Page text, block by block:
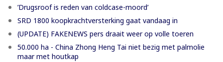
’Drugsroof is reden van coldcase-moord’
SRD 1800 koopkrachtversterking gaat vandaag in
(UPDATE) FAKENEWS pers draait weer op volle toeren
50.000 ha - China Zhong Heng Tai niet bezig met palmolie
maar met houtkap